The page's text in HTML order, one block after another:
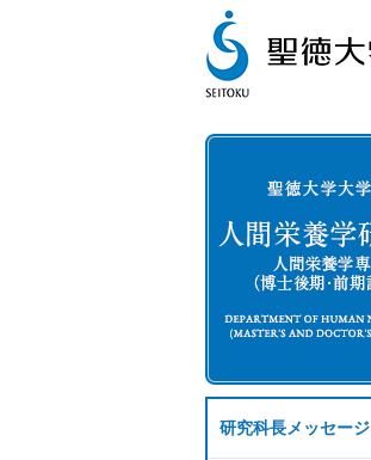
研究科長メッセージ